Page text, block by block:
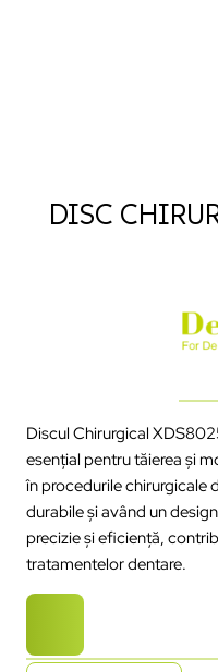
DISC
Discul Chirurgical
esențial pentru tăierea și
în procedurile chirurgicale
durabile și având un
precizie și eficiență,
tratamentelor dentare.